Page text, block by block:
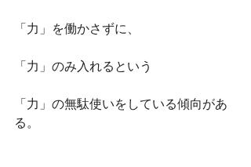
「力」を働かさずに、
「力」のみ入れるという
「力」の無駄使いをしている傾向があ
る。